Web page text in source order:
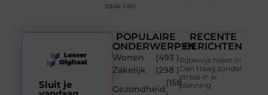
zaak van
POPULAIRE
ONDERWERPEN
Wonen
(493 )
Zakelijk
(298 )
Gezondheid
(158
RECENTE
BERICHTEN
Rijbewijs halen in
Den Haag zonder
stress in je
planning
Sluit je